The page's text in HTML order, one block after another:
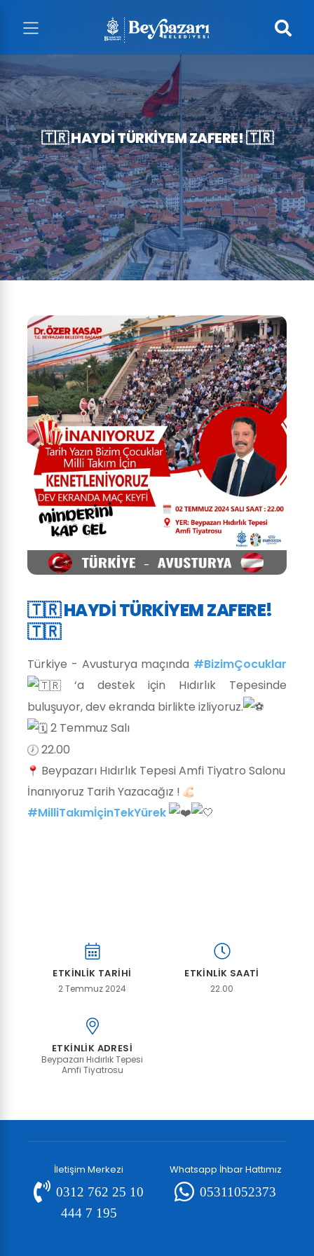
🇹🇷 HAYDİ TÜRKİYEM ZAFERE! 🇹🇷
🇹🇷 HAYDİ TÜRKİYEM ZAFERE!
🇹🇷
Türkiye - Avusturya maçında #BizimÇocuklar
‘a destek için Hıdırlık Tepesinde
buluşuyor, dev ekranda birlikte izliyoruz.
2 Temmuz Salı
22.00
Beypazarı Hıdırlık Tepesi Amfi Tiyatro Salonu
İnanıyoruz Tarih Yazacağız !
#MilliTakımİçinTekYürek
ETKİNLİK TARİHİ
2 Temmuz 2024
ETKİNLİK SAATİ
22.00
ETKİNLİK ADRESİ
Beypazarı Hıdırlık Tepesi
Amfi Tiyatrosu
İletişim Merkezi
0312 762 25 10
444 7 195
Whatsapp İhbar Hattımız
05311052373